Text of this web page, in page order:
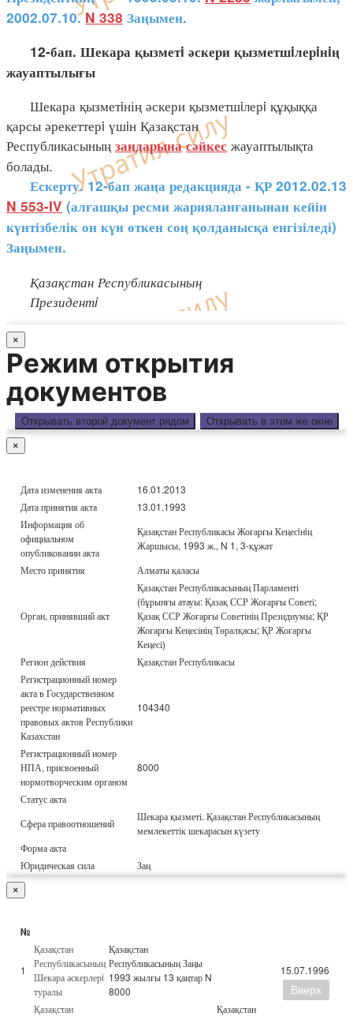
2002.07.10.N 338 Заңымен.
12-бап. Шекара қызметi әскери қызметшiлерiнiң
жауаптылығы
Шекара қызметiнің әскери қызметшiлерi құқыққа
қарсы әрекеттерi үшiн Қазақстан
Республикасының заңдарына сәйкес жауаптылықта
болады.
Ескерту. 12-бап жаңа редакцияда - ҚР 2012.02.13
N 553-IV (алғашқы ресми жарияланғанынан кейін
күнтізбелік он күн өткен соң қолданысқа енгізіледі)
Заңымен.
Қазақстан Республикасының
Президентi
×
Режим открытия
документов
Открывать второй документ рядом Открывать в этом же окне
×
Дата изменения акта
16.01.2013
Дата принятия акта
13.01.1993
Информация об
официальном
опубликовании акта
Қазақстан Республикасы Жоғарғы Кеңесiнiң
Жаршысы, 1993 ж., N 1, 3-құжат
Место принятия
Алматы қаласы
Орган, принявший акт
Қазақстан Республикасының Парламенті
(бұрынғы атауы: Қазақ ССР Жоғарғы Советі;
Қазақ ССР Жоғарғы Советінің Президиумы; ҚР
Жоғарғы Кеңесінің Төралқасы; ҚР Жоғарғы
Кеңесі)
Регион действия
Қазақстан Республикасы
Регистрационный номер
акта в Государственном
реестре нормативных
правовых актов Республики
Казахстан
104340
Регистрационный номер
НПА, присвоенный
нормотворческим органом
8000
Статус акта
Сфера правоотношений
Шекара қызметі. Қазақстан Республикасының
мемлекеттік шекарасын күзету
Форма акта
Юридическая сила
Заң
×
№
1
Қазақстан
Республикасының
Шекара әскерлерi
туралы
Қазақстан
Республикасының Заңы
1993 жылғы 13 қаңтар N
8000
15.07.1996
Қазақстан
Қазақстан
Вверх